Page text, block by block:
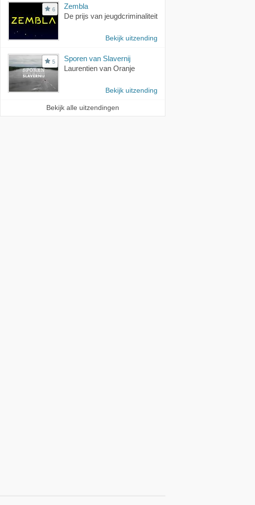
6
Zembla
De prijs van jeugdcriminaliteit
Bekijk uitzending
5
Sporen van Slavernij
Laurentien van Oranje
Bekijk uitzending
Bekijk alle uitzendingen